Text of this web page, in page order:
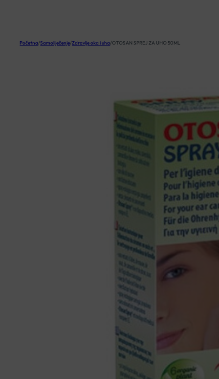
Početna/Samoliječenje/Zdravlje oka i uha/OTOSAN SPREJ ZA UHO 50ML